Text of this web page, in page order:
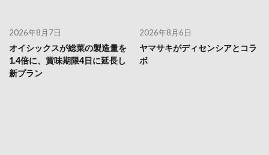
2026年8月7日
オイシックスが総菜の製造量を
1.4倍に、賞味期限4日に延長し
新プラン
2026年8月6日
ヤマサキがディセンシアとコラ
ボ